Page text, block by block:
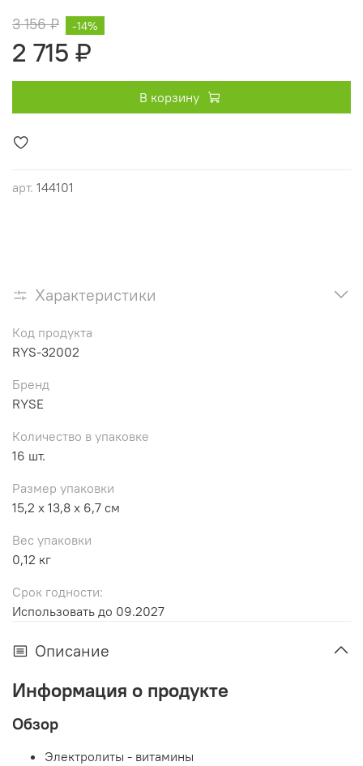
арт. 144101
3 156 ₽
2 715 ₽
-14%
В корзину
Характеристики
Код продукта
RYS-32002
Бренд
RYSE
Количество в упаковке
16 шт.
Размер упаковки
15,2 x 13,8 x 6,7 см
Вес упаковки
0,12 кг
Срок годности:
Использовать до 09.2027
Описание
Информация о продукте
Обзор
Электролиты - витамины